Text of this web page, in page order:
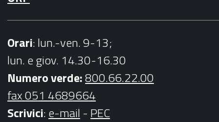
Orari: lun.-ven. 9-13;
lun. e giov. 14.30-16.30
Numero verde:800.66.22.00
fax 051 4689664
Scrivici:e-mail - PEC